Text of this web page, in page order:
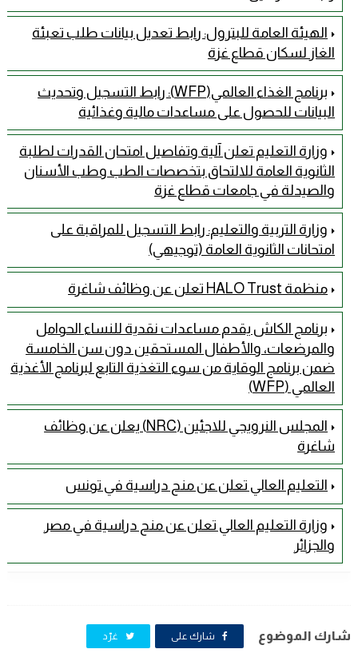
الهيئة العامة للبترول: رابط تعديل بيانات طلب تعبئة
الغاز لسكان قطاع غزة
برنامج الغذاء العالمي(WFP): رابط التسجيل وتحديث
البيانات للحصول على مساعدات مالية وغذائية
وزارة التعليم تعلن آلية وتفاصيل امتحان القدرات لطلبة
الثانوية العامة للالتحاق بتخصصات الطب وطب الأسنان
والصيدلة في جامعات قطاع غزة
وزارة التربية والتعليم: رابط التسجيل للمراقبة على
امتحانات الثانوية العامة (توجيهي)
منظمة HALO Trust تعلن عن وظائف شاغرة
برنامج الكاش يقدم مساعدات نقدية للنساء الحوامل
والمرضعات، والأطفال المستحقين دون سن الخامسة
ضمن برنامج الوقاية من سوء التغذية التابع لبرنامج الأغذية
العالمي (WFP)
المجلس النرويجي للاجئين (NRC) يعلن عن وظائف
شاغرة
التعليم العالي تعلن عن منح دراسية في تونس
وزارة التعليم العالي تعلن عن منح دراسية في مصر
والجزائر
شارك الموضوع شارك على غرّد